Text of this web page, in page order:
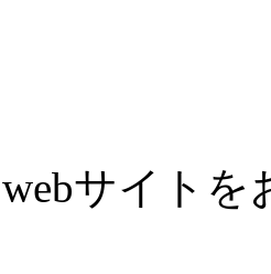
サイトを